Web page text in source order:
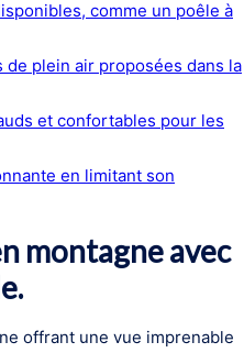
comme un poêle à
de plein air proposées dans la
et confortables pour les
en limitant son
montagne avec
offrant une vue imprenable